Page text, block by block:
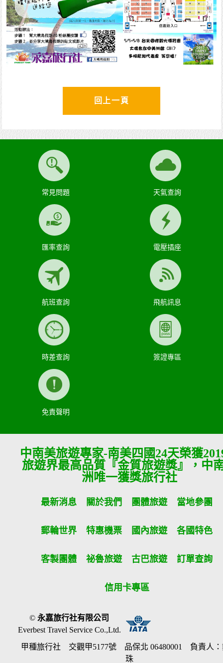
回上一頁
常見問題 天氣查詢
匯率查詢 電壓插座
航班查詢 飛航訊息
時差查詢 簽證專區
免責聲明
中南美旅遊專家-南美四國24天榮獲
旅遊界最高品質『金質旅遊獎』，中
洲唯一獲獎旅行社
最新消息 關於我們 團體旅遊 當地參團
郵輪世界 特惠機票 國內旅遊 各國特色
客製團體 祕魯旅遊 古巴旅遊 訂單查詢
信用卡專區
©永嘉旅行社有限公司
Everbest Travel Service Co.,Ltd.
甲種旅行社 交觀甲5177號 品保北 06480001 負責人：
珠